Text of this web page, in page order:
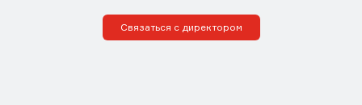
Связаться с директором